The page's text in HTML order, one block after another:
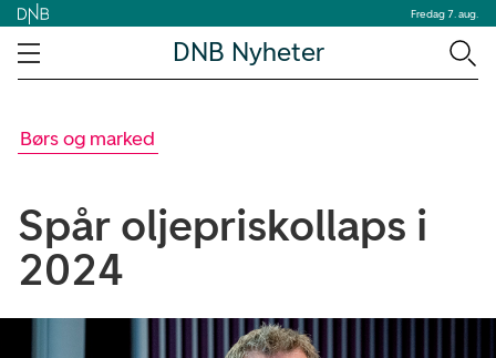
Fredag 7. aug.
DNB Nyheter
Børs og marked
Spår oljepriskollaps i
2024